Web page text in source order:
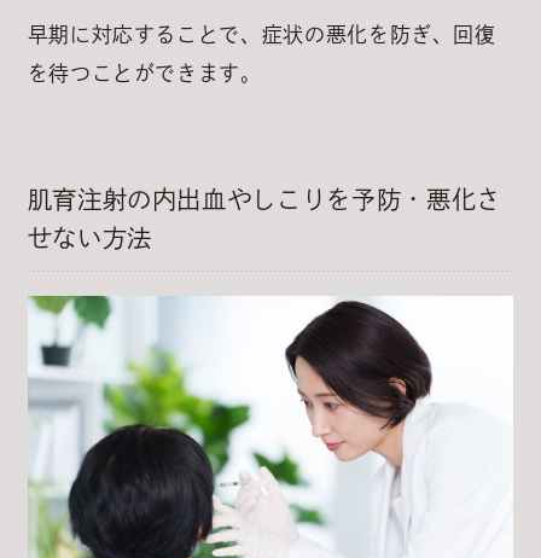
早期に対応することで、症状の悪化を防ぎ、回復
を待つことができます。
肌育注射の内出血やしこりを予防・悪化さ
せない方法